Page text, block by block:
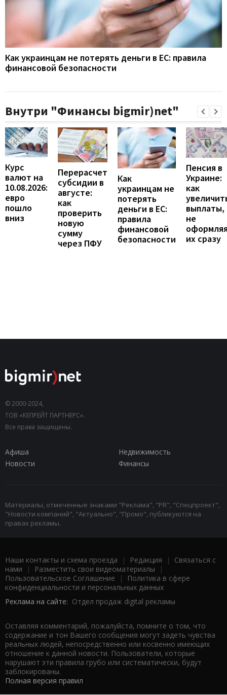
Как украинцам не потерять деньги в ЕС: правила
финансовой безопасности
Внутри "Финансы bigmir)net"
Курс
валют на
10.08.2026:
евро
пошло
вниз
Перерасчет
субсидии в
августе:
как
проверить
новую
сумму
через ПФУ
Как
украинцам не
потерять
деньги в ЕС:
правила
финансовой
безопасности
Пенсия в
Украине:
как
выплаты,
не
их сразу
© 2000-2024,
ТОВ «КЕПРЕЙТ ПАРТНЕРС».
Все права защищены.
Афиша
Недвижимость
Новости
Финансы
Материалы, отмеченные знаками "Реклама", "PR", "Спецпроект",
"Новости компаний", "Актуально", "Промо", публикуются на
правах рекламы.
Наши контакты и схема проезда | Редакция | Связаться с
нами | Разместить свои видеоматериалы |
Пользовательское Соглашение |
Политика в сфере
конфиденциальности и персональных данных
Реклама на сайте: Отдел продаж digital рекламы
Оставляя комментарий, пожалуйста, помните о том, что
содержание и тон Вашего сообщения могут задеть чувства
реальных людей, непосредственно или косвенно имеющих
отношение к данной новости. Пользователи, которые
нарушают эти правила грубо или систематически, будут
заблокированы.
Полная версия правил